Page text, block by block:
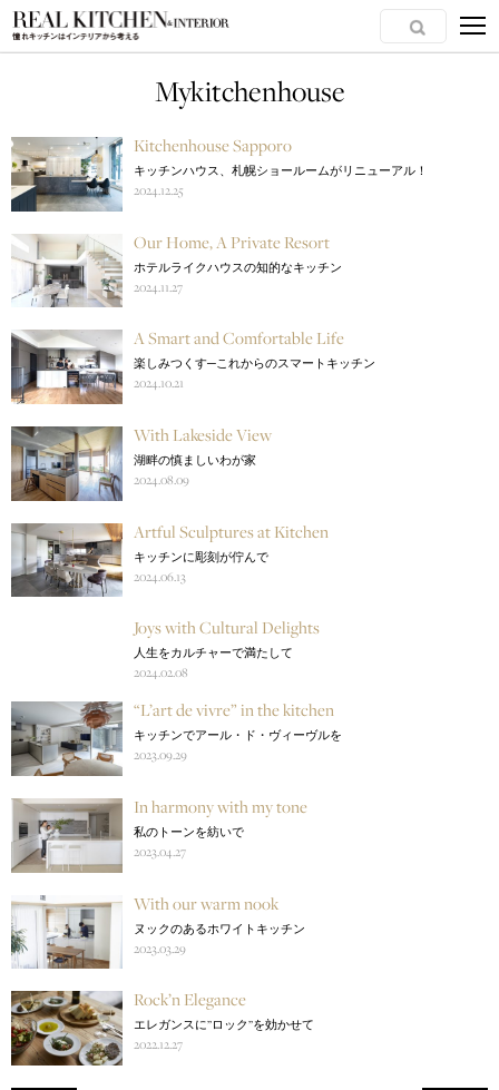
Mykitchenhouse
Kitchenhouse Sapporo
キッチンハウス、札幌ショールームがリニューアル！
2024.12.25
Our Home, A Private Resort
ホテルライクハウスの知的なキッチン
2024.11.27
A Smart and Comfortable Life
楽しみつくす─これからのスマートキッチン
2024.10.21
With Lakeside View
湖畔の慎ましいわが家
2024.08.09
Artful Sculptures at Kitchen
キッチンに彫刻が佇んで
2024.06.13
Joys with Cultural Delights
人生をカルチャーで満たして
2024.02.08
“L’art de vivre” in the kitchen
キッチンでアール・ド・ヴィーヴルを
2023.09.29
In harmony with my tone
私のトーンを紡いで
2023.04.27
With our warm nook
ヌックのあるホワイトキッチン
2023.03.29
Rock’n Elegance
エレガンスに’’ロック’’を効かせて
2022.12.27